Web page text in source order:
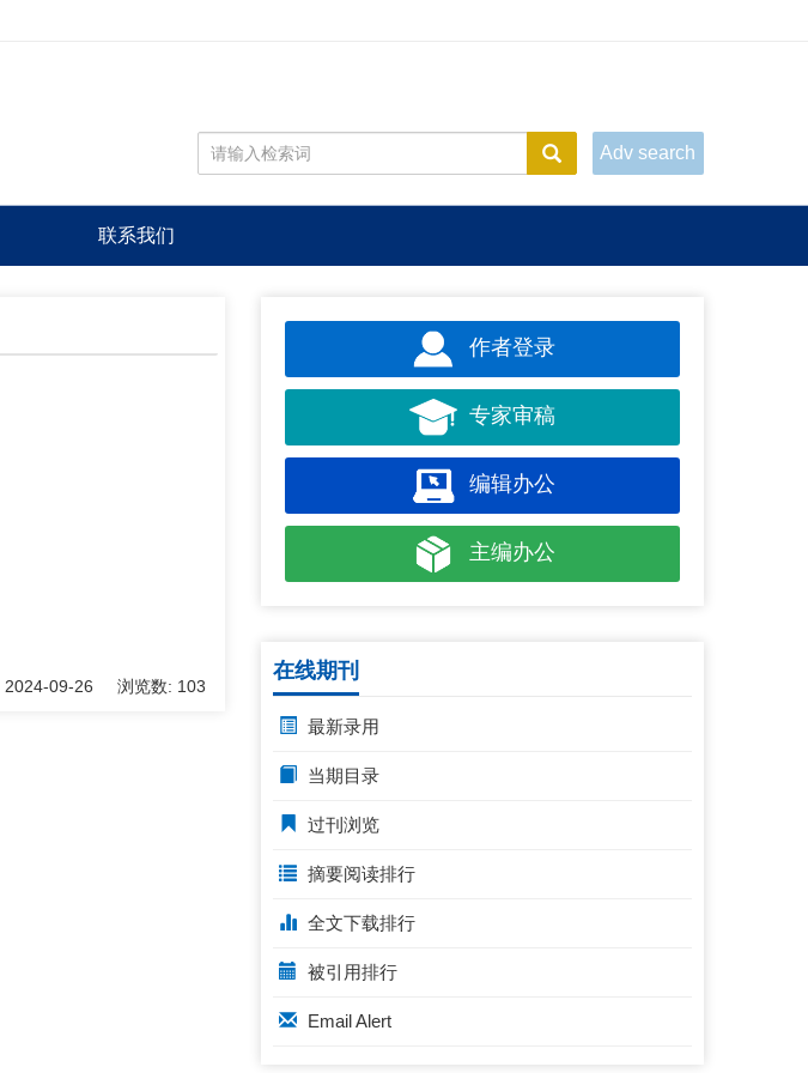
Adv search
联系我们
2024-09-26 浏览数: 103
作者登录
专家审稿
编辑办公
主编办公
在线期刊
最新录用
当期目录
过刊浏览
摘要阅读排行
全文下载排行
被引用排行
Email Alert